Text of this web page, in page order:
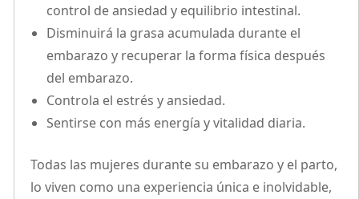
control de ansiedad y equilibrio intestinal.
Disminuirá la grasa acumulada durante el
embarazo y recuperar la forma física después
del embarazo.
Controla el estrés y ansiedad.
Sentirse con más energía y vitalidad diaria.
Todas las mujeres durante su embarazo y el parto,
lo viven como una experiencia única e inolvidable,